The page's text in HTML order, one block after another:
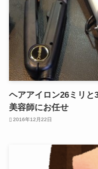
ヘアアイロン26ミリと
美容師にお任せ
2016年12月22日